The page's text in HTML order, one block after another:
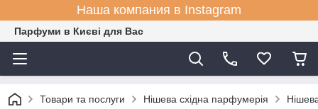
Наша компания в Instagram
Парфуми в Києві для Вас
Товари та послуги Нішева східна парфумерія